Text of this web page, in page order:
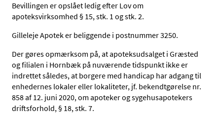
Bevillingen er opslået ledig efter Lov om
apoteksvirksomhed § 15, stk. 1 og stk. 2.
Gilleleje Apotek er beliggende i postnummer 3250.
Der gøres opmærksom på, at apoteksudsalget i Græsted
og filialen i Hornbæk på nuværende tidspunkt ikke er
indrettet således, at borgere med handicap har adgang til
enhedernes lokaler eller lokaliteter, jf. bekendtgørelse nr.
858 af 12. juni 2020, om apoteker og sygehusapotekers
driftsforhold, § 18, stk. 7.